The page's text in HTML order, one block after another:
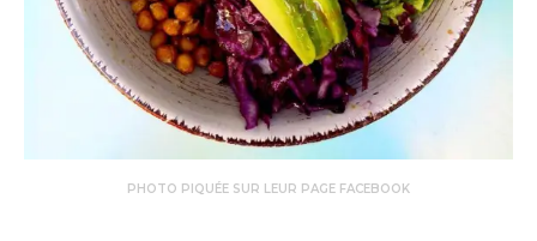
PHOTO PIQUÉE SUR LEUR PAGE FACEBOOK